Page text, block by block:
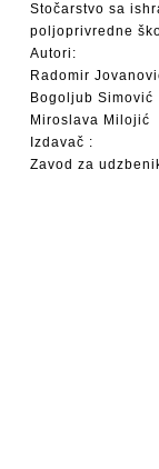
Stočarstvo sa
poljoprivredne
Autori:
Radomir
Bogoljub Simović
Miroslava Milojić
Izdavač :
Zavod za